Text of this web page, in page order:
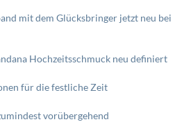
mit dem Glücksbringer jetzt neu bei
Hochzeitsschmuck neu definiert
für die festliche Zeit
vorübergehend